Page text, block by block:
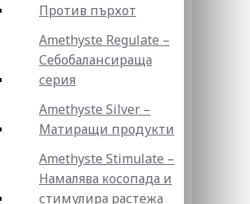
Против пърхот
Amethyste Regulate –
Себобалансираща
серия
Amethyste Silver –
Матиращи продукти
Amethyste Stimulate –
Намалява косопада и
стимулира растежа